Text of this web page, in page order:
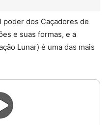
poder dos Caçadores de
e suas formas, e a
Lunar) é uma das mais